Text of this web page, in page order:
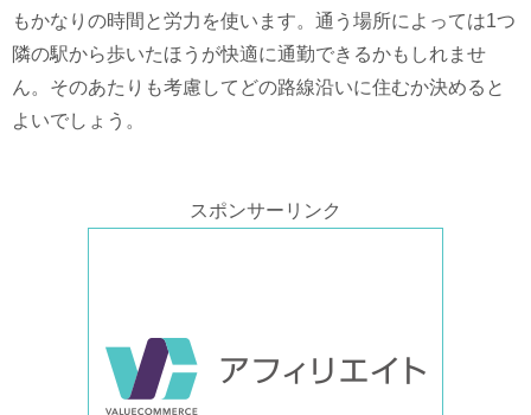
もかなりの時間と労力を使います。通う場所によっては1つ
隣の駅から歩いたほうが快適に通勤できるかもしれませ
ん。そのあたりも考慮してどの路線沿いに住むか決めると
よいでしょう。
スポンサーリンク